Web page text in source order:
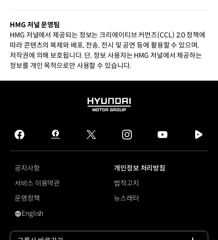
HMG 저널 운영팀
HMG 저널에서 제공되는 정보는 크리에이티브 커먼즈(CCL) 2.0 정책에
따라 콘텐츠의 복제와 배포, 전송, 전시 및 공연 등에 활용할 수 있으며,
저작권에 의해 보호됩니다. 단, 정보 사용자는 HMG 저널에서 제공하는
정보를 개인 목적으로만 사용할 수 있습니다.
HYUNDAI
GROUP
facebook
hmg
journal
twitter instagram
tv
공지사항
개인정보 처리방침
서비스 이용약관
법적고지
운영정책
뉴스레터
영문 사이트로 이동
English